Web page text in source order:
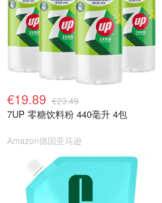
€19.89 €23.49
7UP 零糖饮料粉 440毫升 4包
Amazon德国亚马逊